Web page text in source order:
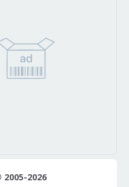
2005-2026